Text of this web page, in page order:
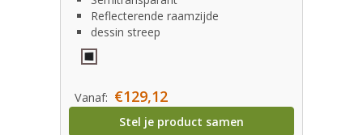
Reflecterende raamzijde
dessin streep
Vanaf: €129,12
Stel je product samen